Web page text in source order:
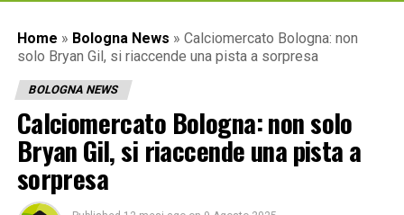
Home » Bologna News » Calciomercato Bologna: non
solo Bryan Gil, si riaccende una pista a sorpresa
BOLOGNA NEWS
Calciomercato Bologna: non solo
Bryan Gil, si riaccende una pista a
sorpresa